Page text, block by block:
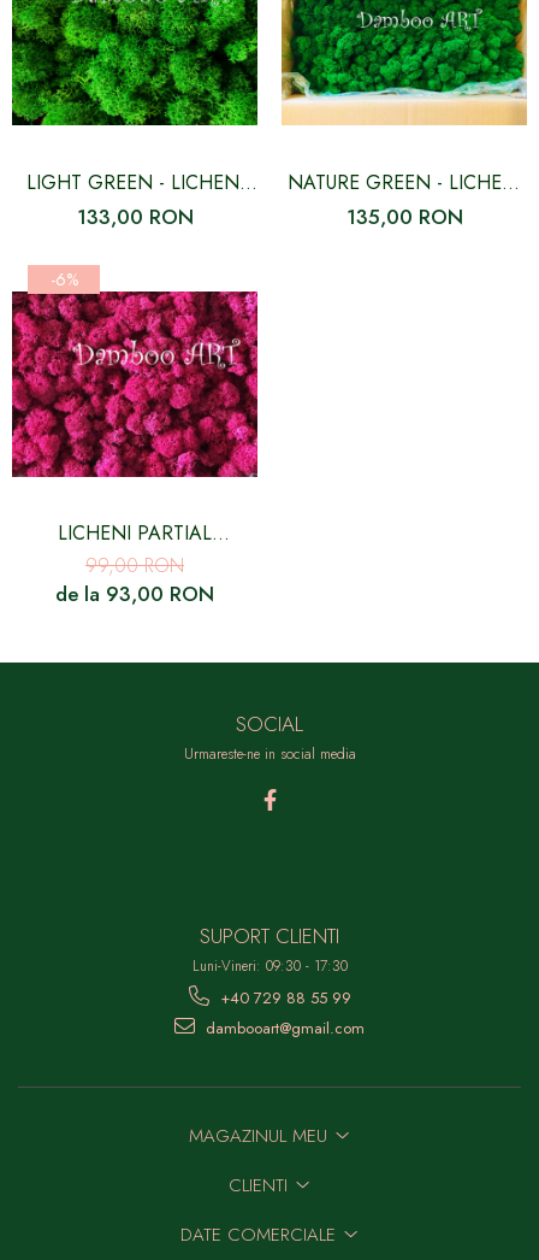
LIGHT GREEN - LICHENI
NATURALI STABILIZATI,
133,00 RON
NATURE GREEN - LICHENI
NATURALI STABILIZATI,
135,00 RON
-6%
LICHENI PARTIAL
CURATATI, CULOARE ERICA
- 500 GR
99,00 RON
de la 93,00 RON
SOCIAL
Urmareste-ne in social media
SUPORT CLIENTI
Luni-Vineri: 09:30 - 17:30
+40 729 88 55 99
dambooart@gmail.com
MAGAZINUL MEU
CLIENTI
DATE COMERCIALE